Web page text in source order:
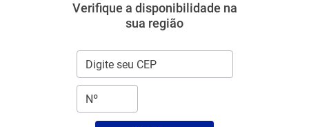
Verifique a disponibilidade na
sua região